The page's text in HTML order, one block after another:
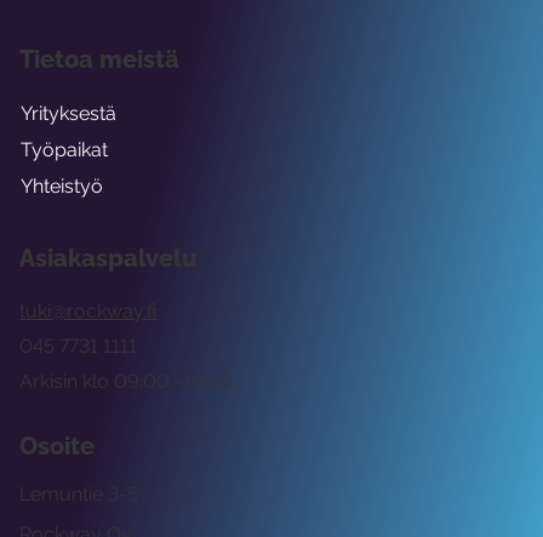
Asiakaspalvelu
tuki@rockway.fi
Arkisin klo 09:00 -15:00
045 7731 1111
Osoite
Lemuntie 3-5
Tietoa meistä
Yrityksestä
Työpaikat
Yhteistyö